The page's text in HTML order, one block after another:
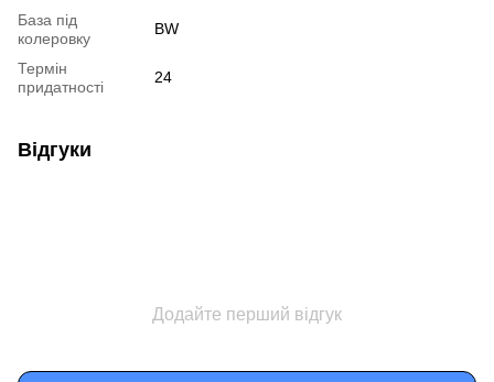
База під
колеровку
BW
Термін
придатності
24
Відгуки
Додайте перший відгук